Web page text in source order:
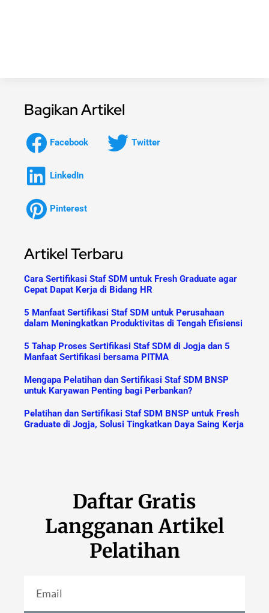
Bagikan Artikel
Facebook Twitter
LinkedIn
Pinterest
Artikel Terbaru
Cara Sertifikasi Staf SDM untuk Fresh Graduate agar
Cepat Dapat Kerja di Bidang HR
5 Manfaat Sertifikasi Staf SDM untuk Perusahaan
dalam Meningkatkan Produktivitas di Tengah Efisiensi
5 Tahap Proses Sertifikasi Staf SDM di Jogja dan 5
Manfaat Sertifikasi bersama PITMA
Mengapa Pelatihan dan Sertifikasi Staf SDM BNSP
untuk Karyawan Penting bagi Perbankan?
Pelatihan dan Sertifikasi Staf SDM BNSP untuk Fresh
Graduate di Jogja, Solusi Tingkatkan Daya Saing Kerja
Daftar Gratis
Langganan Artikel
Pelatihan